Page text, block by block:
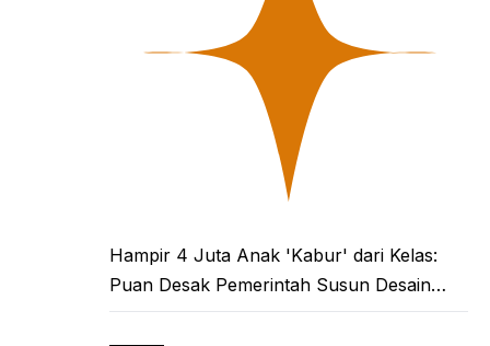
Hampir 4 Juta Anak 'Kabur' dari Kelas:
Puan Desak Pemerintah Susun Desain…